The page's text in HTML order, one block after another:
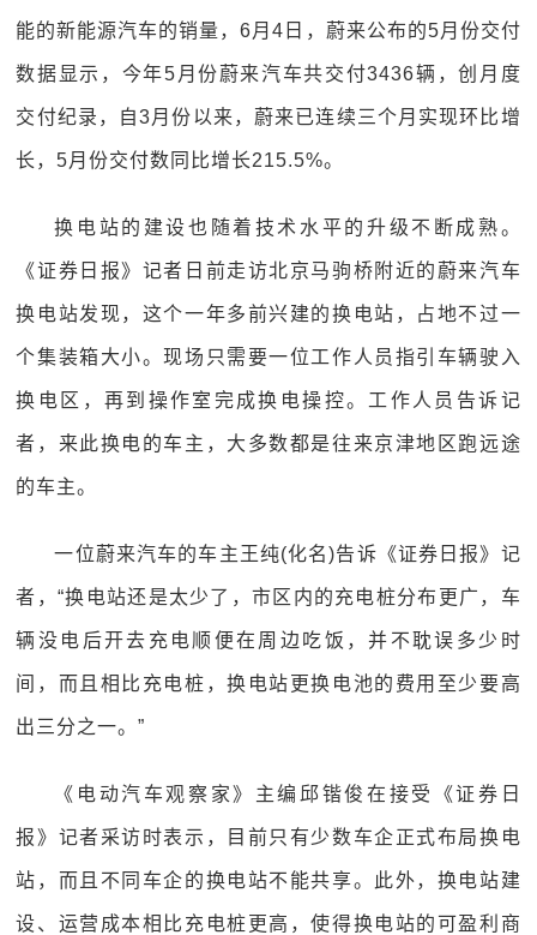
能的新能源汽车的销量，6月4日，蔚来公布的5月份交付
数据显示，今年5月份蔚来汽车共交付3436辆，创月度
交付纪录，自3月份以来，蔚来已连续三个月实现环比增
长，5月份交付数同比增长215.5%。
换电站的建设也随着技术水平的升级不断成熟。
《证券日报》记者日前走访北京马驹桥附近的蔚来汽车
换电站发现，这个一年多前兴建的换电站，占地不过一
个集装箱大小。现场只需要一位工作人员指引车辆驶入
换电区，再到操作室完成换电操控。工作人员告诉记
者，来此换电的车主，大多数都是往来京津地区跑远途
的车主。
一位蔚来汽车的车主王纯(化名)告诉《证券日报》记
者，“换电站还是太少了，市区内的充电桩分布更广，车
辆没电后开去充电顺便在周边吃饭，并不耽误多少时
间，而且相比充电桩，换电站更换电池的费用至少要高
出三分之一。”
《电动汽车观察家》主编邱锴俊在接受《证券日
报》记者采访时表示，目前只有少数车企正式布局换电
站，而且不同车企的换电站不能共享。此外，换电站建
设、运营成本相比充电桩更高，使得换电站的可盈利商